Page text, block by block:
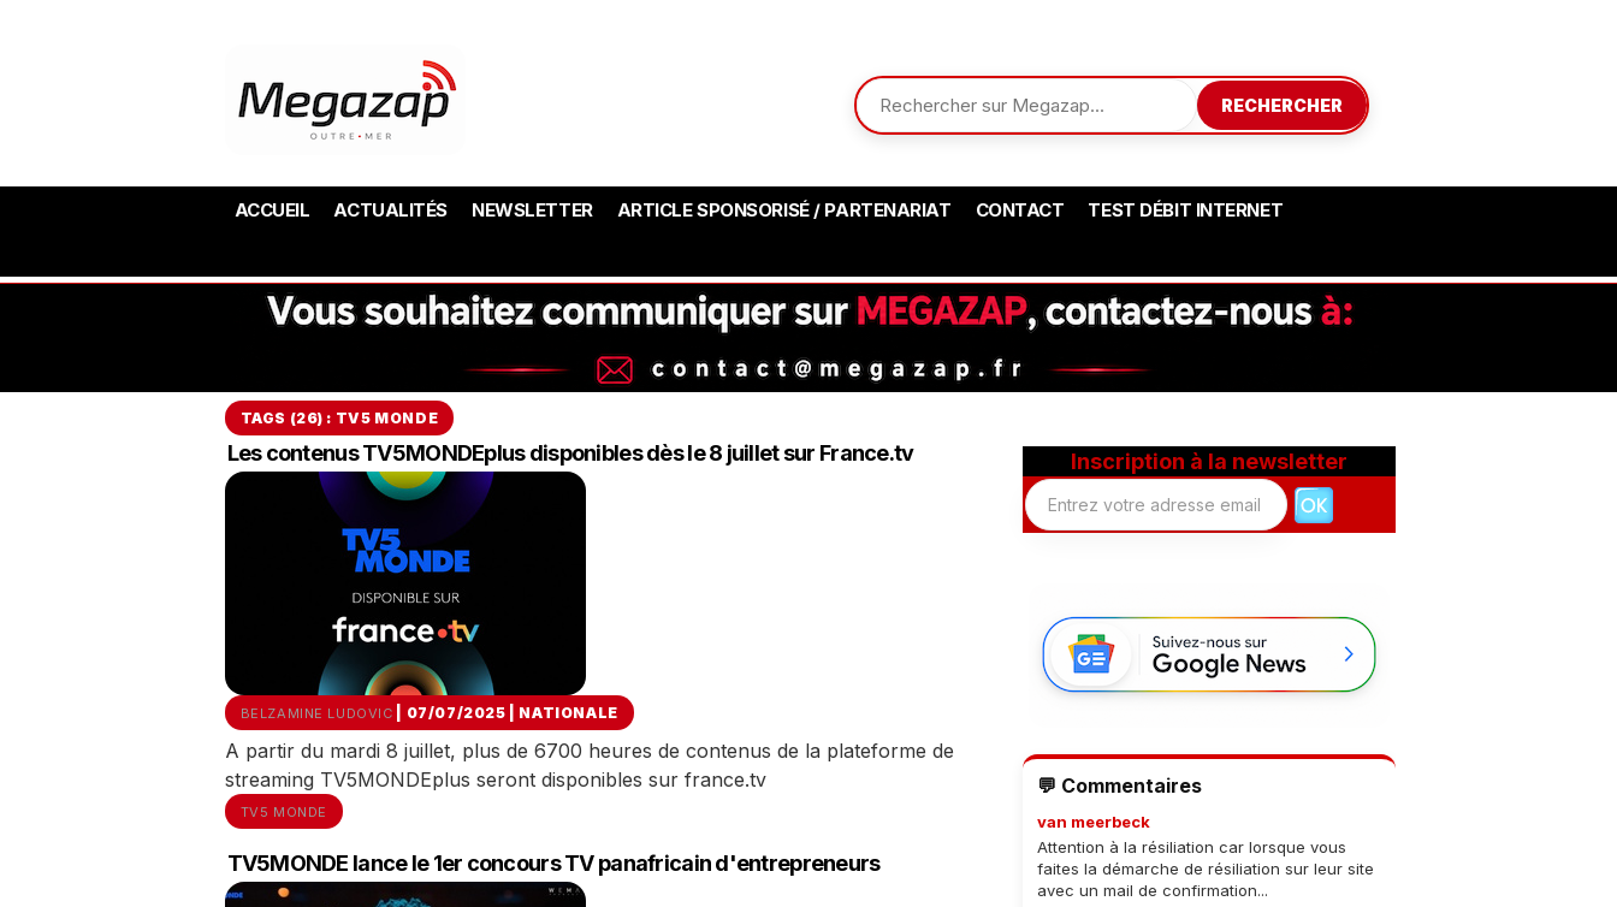
RECHERCHER
ACCUEIL ACTUALITÉS NEWSLETTER ARTICLE SPONSORISÉ / PARTENARIAT CONTACT TEST DÉBIT INTERNET
TAGS (26) : TV5 MONDE
Les contenus TV5MONDEplus disponibles dès le 8 juillet sur France.tv
BELZAMINE LUDOVIC | 07/07/2025 NATIONALE
A partir du mardi 8 juillet, plus de 6700 heures de contenus de la plateforme de
streaming TV5MONDEplus seront disponibles sur france.tv
TV5 MONDE
TV5MONDE lance le 1er concours TV panafricain d'entrepreneurs
Inscription à la newsletter
💬 Commentaires
van meerbeck
Attention à la résiliation car lorsque vous
faites la démarche de résiliation sur leur site
avec un mail de confirmation...